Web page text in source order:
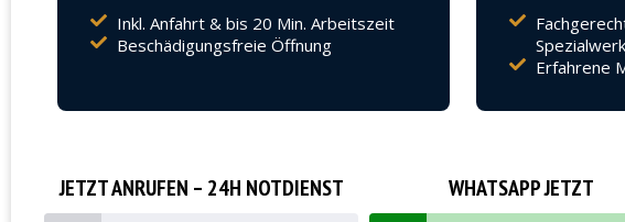
Inkl. Anfahrt & bis 20 Min. Arbeitszeit
Beschädigungsfreie Öffnung
Erfahrene
JETZT ANRUFEN – 24H NOTDIENST WHATSAPP JETZT